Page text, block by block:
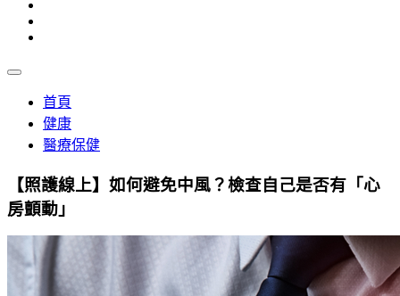
首頁
健康
醫療保健
【照護線上】如何避免中風？檢查自己是否有「心
房顫動」